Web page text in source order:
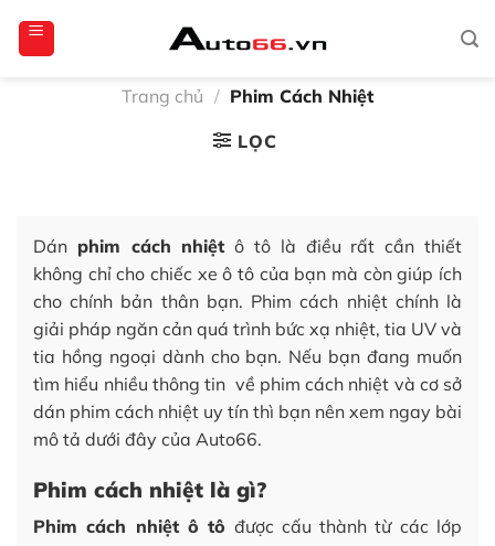
qua
Trang chủ / Phim Cách Nhiệt
LỌC
Dán phim cách nhiệt ô tô là điều rất cần thiết
không chỉ cho chiếc xe ô tô của bạn mà còn giúp ích
cho chính bản thân bạn. Phim cách nhiệt chính là
giải pháp ngăn cản quá trình bức xạ nhiệt, tia UV và
tia hồng ngoại dành cho bạn. Nếu bạn đang muốn
tìm hiểu nhiều thông tin về phim cách nhiệt và cơ sở
dán phim cách nhiệt uy tín thì bạn nên xem ngay bài
mô tả dưới đây của Auto66.
Phim cách nhiệt là gì?
Phim cách nhiệt ô tô được cấu thành từ các lớp